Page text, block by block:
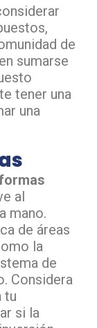
de
sumarse
tener una
una
al
mano.
de áreas
la
de
Considera
tu
si la